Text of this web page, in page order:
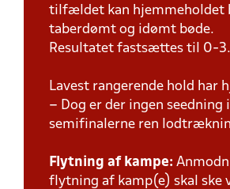
tilfældet kan hjemmeholdet
taberdømt og idømt bøde.
Resultatet fastsættes til 0-3.
Lavest rangerende hold har
– Dog er der ingen seedning i
semifinalerne ren
Flytning af kampe:
flytning af kamp(e) skal ske